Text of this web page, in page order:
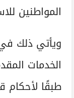
المواطنين
ويأتي ذلك
الخدمات